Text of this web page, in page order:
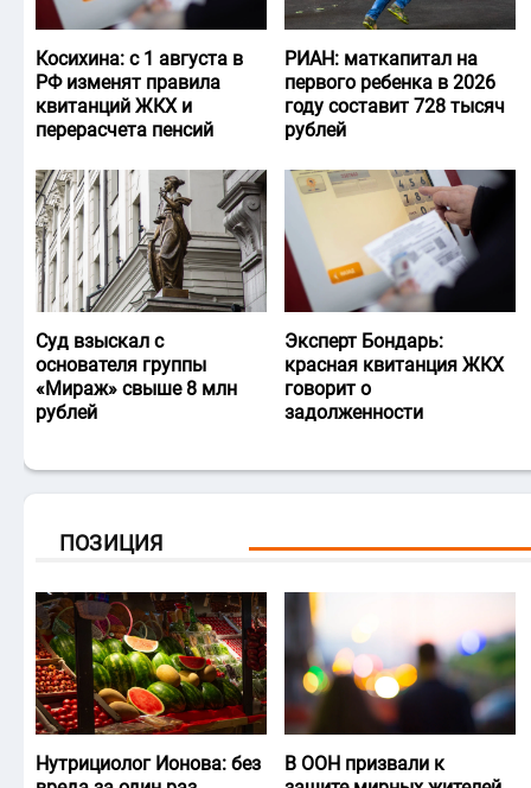
Косихина: с 1 августа в
РФ изменят правила
квитанций ЖКХ и
перерасчета пенсий
РИАН: маткапитал на
первого ребенка в 2026
году составит 728 тысяч
рублей
Суд взыскал с
основателя группы
«Мираж» свыше 8 млн
рублей
Эксперт Бондарь:
красная квитанция ЖКХ
говорит о
задолженности
ПОЗИЦИЯ
Нутрициолог Ионова: без
В ООН призвали к